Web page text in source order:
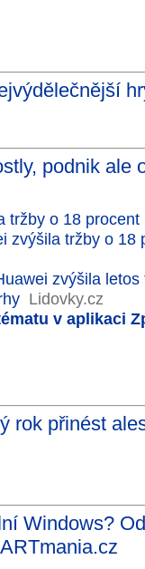
podnik ale
tržby o 18 procent
zvýšila tržby o 18
zvýšila
Lidovky.cz
v aplikaci
rok přinést
Windows?